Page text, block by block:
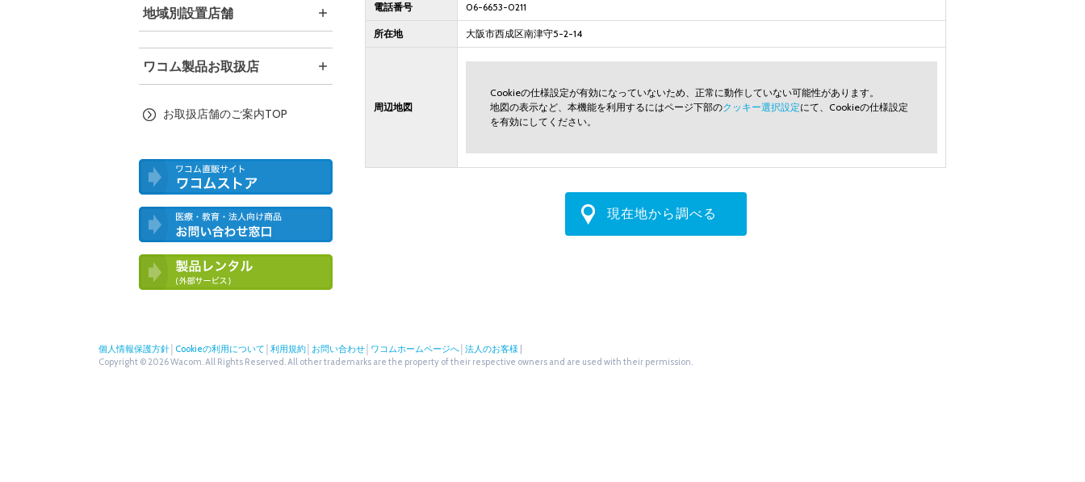
電話番号 06-6653-0211
所在地 大阪市西成区南津守5-2-14
周辺地図
Cookieの仕様設定が有効になっていないため、正常に動作していない可能性があります。
地図の表示など、本機能を利用するにはページ下部のクッキー選択設定にて、Cookieの仕様設定
を有効にしてください。
現在地から調べる
地域別設置店舗
ワコム製品お取扱店
お取扱店舗のご案内TOP
わせ窓口
個人情報保護方針 Cookieの利用について 利用規約 お問い合わせ ワコムホームページへ 法人のお客様
Copyright © 2026 Wacom. All Rights Reserved. All other trademarks are the property of their respective owners and are used with their permission.